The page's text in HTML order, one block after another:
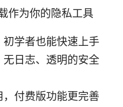
作为你的隐私工具
学者也能快速上手
日志、透明的安全
付费版功能更完善